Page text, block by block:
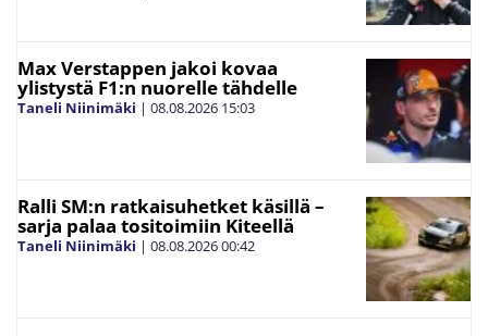
Max Verstappen jakoi kovaa
ylistystä F1:n nuorelle tähdelle
Taneli Niinimäki | 08.08.2026 15:03
Ralli SM:n ratkaisuhetket käsillä –
sarja palaa tositoimiin Kiteellä
Taneli Niinimäki | 08.08.202600:42